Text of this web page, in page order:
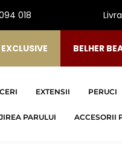
018
BELHER
EXTENSII PERUCI
PARULUI ACCESORII